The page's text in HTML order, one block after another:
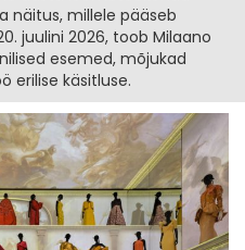
näitus, millele pääseb
juulini 2026, toob Milaano
esemed, mõjukad
erilise käsitluse.